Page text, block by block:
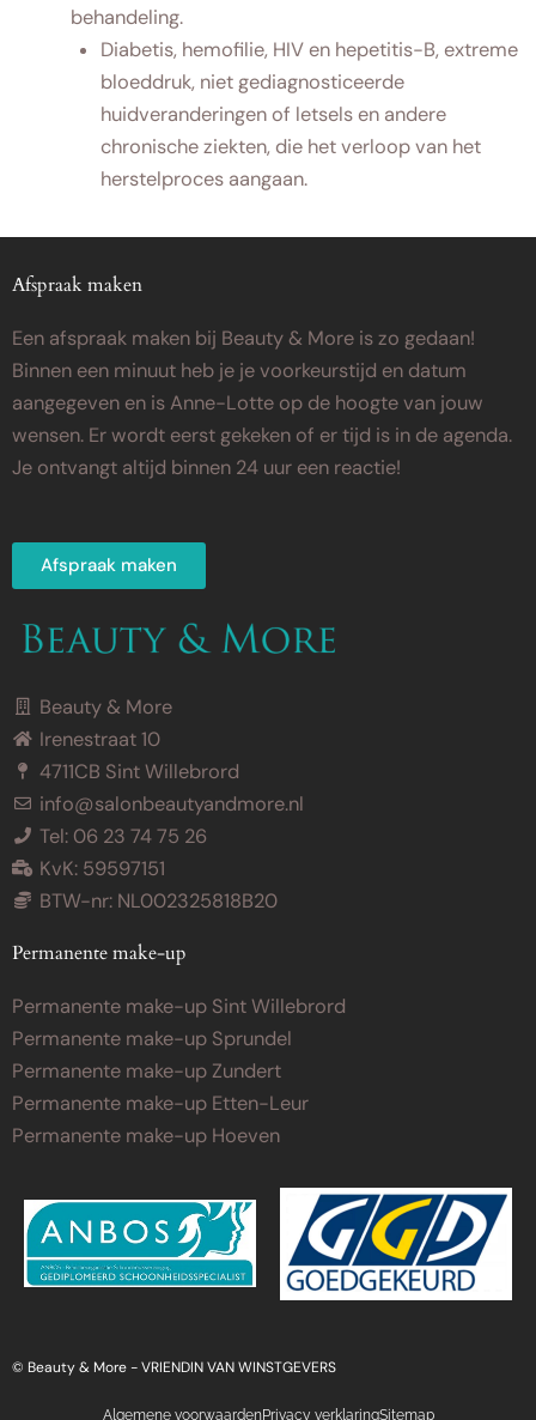
behandeling.
Diabetis, hemofilie, HIV en hepetitis-B, extreme
bloeddruk, niet gediagnosticeerde
huidveranderingen of letsels en andere
chronische ziekten, die het verloop van het
herstelproces aangaan.
Afspraak maken
Een afspraak maken bij Beauty & More is zo gedaan!
Binnen een minuut heb je je voorkeurstijd en datum
aangegeven en is Anne-Lotte op de hoogte van jouw
wensen. Er wordt eerst gekeken of er tijd is in de agenda.
Je ontvangt altijd binnen 24 uur een reactie!
Afspraak maken
Beauty & More
Irenestraat 10
4711CB Sint Willebrord
info@salonbeautyandmore.nl
Tel: 06 23 74 75 26
KvK: 59597151
BTW-nr: NL002325818B20
Permanente make-up
Permanente make-up Sint Willebrord
Permanente make-up Sprundel
Permanente make-up Zundert
Permanente make-up Etten-Leur
Permanente make-up Hoeven
© Beauty & More -VRIENDIN VAN WINSTGEVERS
Algemene voorwaardenPrivacy verklaringSitemap